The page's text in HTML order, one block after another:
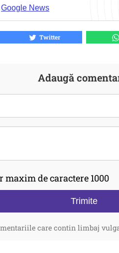
Google News
Twitter
Adaugă
maxim de caractere 1000
Trimite
care contin limbaj